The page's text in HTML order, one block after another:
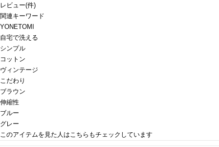
レビュー(件)
関連キーワード
YONETOMI
自宅で洗える
シンプル
コットン
ヴィンテージ
こだわり
ブラウン
伸縮性
ブルー
グレー
このアイテムを見た人はこちらもチェックしています